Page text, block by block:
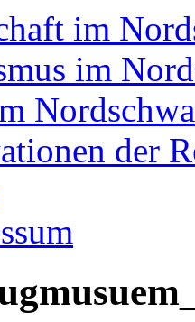
im
im
der